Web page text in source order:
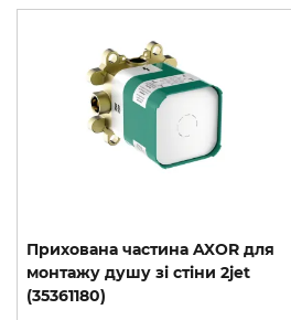
Прихована частина AXOR для
монтажу душу зі стіни 2jet
(35361180)